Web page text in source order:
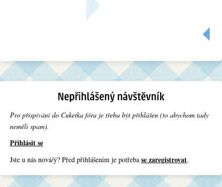
Pro přispívání do Cuketka fóra je třeba být přihlášen (to abychom tady
neměli spam).
Přihlásit se
Jste u nás nová/ý? Před přihlášením je potřeba se zaregistrovat.